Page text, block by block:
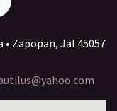
Zapopan, Jal 45057